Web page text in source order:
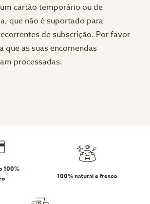
cartão temporário ou de
que não é suportado para
de subscrição. Por favor
que as suas encomendas
processadas.
100%
100% natural e fresco